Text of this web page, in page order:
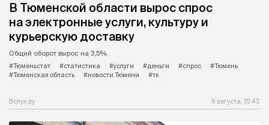
В Тюменской области вырос спрос
на электронные услуги, культуру и
курьерскую доставку
Общий оборот вырос на 3,5%.
#Тюменьстат
#статистика #услуги #деньги #спрос
#Тюмень
#Тюменская область
#новости Тюмени #тк
Вслух.ру 9 августа, 15:42